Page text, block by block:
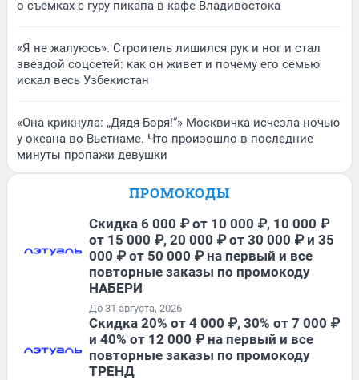
о съемках с гуру пикапа в кафе Владивостока
«Я не жалуюсь». Строитель лишился рук и ног и стал
звездой соцсетей: как он живет и почему его семью
искал весь Узбекистан
«Она крикнула: „Дядя Боря!“» Москвичка исчезла ночью
у океана во Вьетнаме. Что произошло в последние
минуты пропажи девушки
ПРОМОКОДЫ
Скидка 6 000 ₽ от 10 000 ₽, 10 000 ₽
от 15 000 ₽, 20 000 ₽ от 30 000 ₽ и 35
000 ₽ от 50 000 ₽ на первый и все
повторные заказы по промокоду
НАБЕРИ
До 31 августа, 2026
Скидка 20% от 4 000 ₽, 30% от 7 000 ₽
и 40% от 12 000 ₽ на первый и все
повторные заказы по промокоду
ТРЕНД